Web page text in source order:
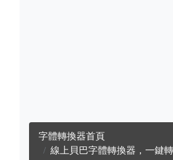
字體轉換器首頁
線上貝巴字體轉換器，一鍵轉換